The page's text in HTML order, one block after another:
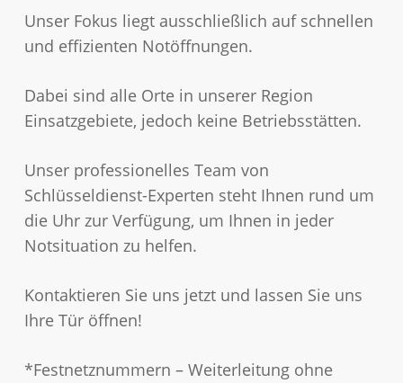
Unser Fokus liegt ausschließlich auf schnellen
und effizienten Notöffnungen.
Dabei sind alle Orte in unserer Region
Einsatzgebiete, jedoch keine Betriebsstätten.
Unser professionelles Team von
Schlüsseldienst-Experten steht Ihnen rund um
die Uhr zur Verfügung, um Ihnen in jeder
Notsituation zu helfen.
Kontaktieren Sie uns jetzt und lassen Sie uns
Ihre Tür öffnen!
*Festnetznummern – Weiterleitung ohne